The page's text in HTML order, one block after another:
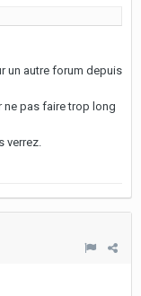
un autre forum depuis
ne pas faire trop long
verrez.